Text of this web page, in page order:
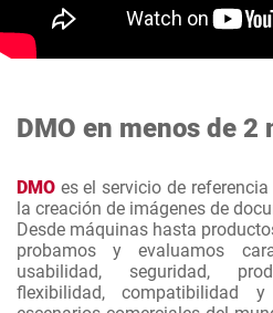
DMO en menos de 2
DMO es el servicio de
la creación de imágenes de
Desde máquinas hasta
probamos y evaluamos
usabilidad, seguridad,
flexibilidad, compatibilidad